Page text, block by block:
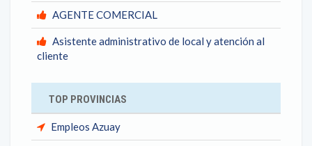
AGENTE COMERCIAL
Asistente administrativo de local y atención al
cliente
TOP PROVINCIAS
Empleos Azuay